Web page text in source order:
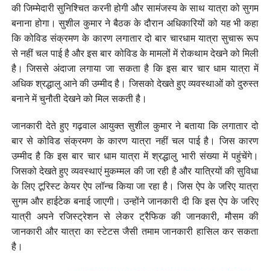
की जिम्मेदारी सुनिश्चित करनी होगी और सामंजस्य के साथ यात्रा को सुगम
बनाना होगा। सुशील कुमार ने बैठक के दौरान अधिकारियों को यह भी कहा
कि कोविड संक्रमण के कारण लगातार दो बार चारधाम यात्रा सुचारू रूप
से नहीं चल पाई है और इस बार कोविड के मामलों में रोकथाम देखने को मिली
है। जिससे अंदाजा लगाया जा सकता है कि इस बार चार धाम यात्रा में
अधिक श्रद्धालु आने की उम्मीद है। जिसको देखते हुए व्यवस्थाओं को दुरुस्त
बनाने में चुनौती देखने को मिल सकती है।
जानकारी देते हुए गढ़वाल आयुक्त सुशील कुमार ने बताया कि लगातार दो
बार से कोविड संक्रमण के कारण यात्रा नहीं चल पाई है। जिस कारण
उम्मीद है कि इस बार चार धाम यात्रा में श्रद्धालु भारी संख्या में पहुंचेंगे।
जिसको देखते हुए व्यवस्थाएं मुकम्मल की जा रही है और यात्रियों की सुविधा
के लिए टूरिस्ट केयर ऐप लॉन्च किया जा रहा है। जिस ऐप के जरिए यात्रा
सुगम और हाईटेक बनाई जाएगी। उन्होंने जानकारी दी कि इस ऐप के जरिए
यात्री अपने रजिस्ट्रेशन से लेकर ट्रैफिक की जानकारी, मौसम की
जानकारी और यात्रा का स्टेटस जैसी तमाम जानकारी हासिल कर सकता
है।